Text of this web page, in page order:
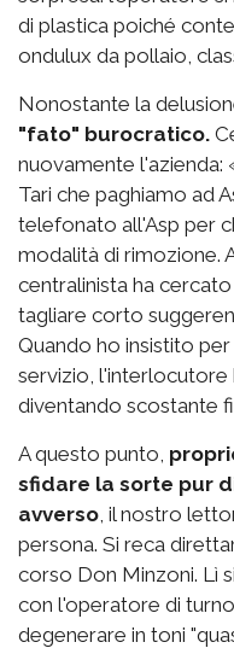
di plastica poiché
ondulux da pollaio,
Nonostante la
"fato" burocratico.
nuovamente
Tari che paghiamo ad
telefonato all'Asp per
modalità di rimozione.
centralinista ha
tagliare corto
Quando ho insistito
servizio, l'interlocutore
diventando scostante
A questo punto,
sfidare la sorte pur
avverso , il nostro
persona. Si reca
corso Don Minzoni. Lì
con l'operatore di
degenerare in toni